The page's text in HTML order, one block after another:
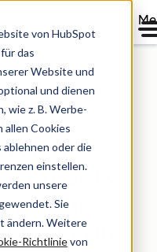
von HubSpot
das
Website und
und dienen
wie z. B. Werbe-
allen Cookies
ablehnen oder die
einstellen.
unsere
Sie
ändern. Weitere
Richtlinievon
Verzeichnis
LinkedIn